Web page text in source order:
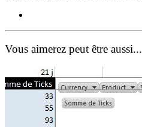
Vous aimerez peut être aussi...